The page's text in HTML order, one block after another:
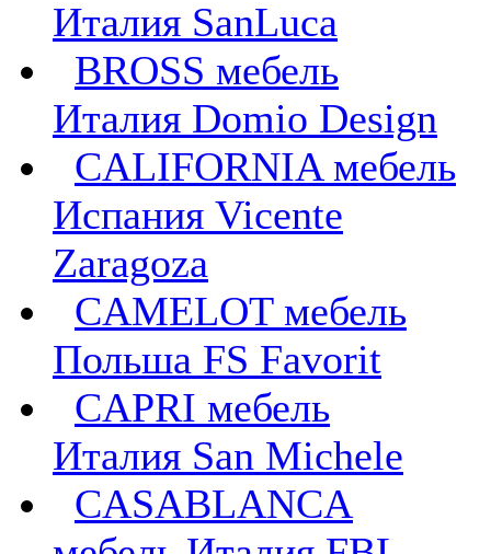
Италия SanLuca
BROSS мебель
Италия Domio Design
CALIFORNIA мебель
Испания Vicente
Zaragoza
CAMELOT мебель
Польша FS Favorit
CAPRI мебель
Италия San Michele
CASABLANCA